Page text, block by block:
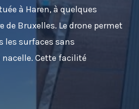
à Haren, à quelques
de Bruxelles. Le drone permet
les surfaces sans
Cette facilité